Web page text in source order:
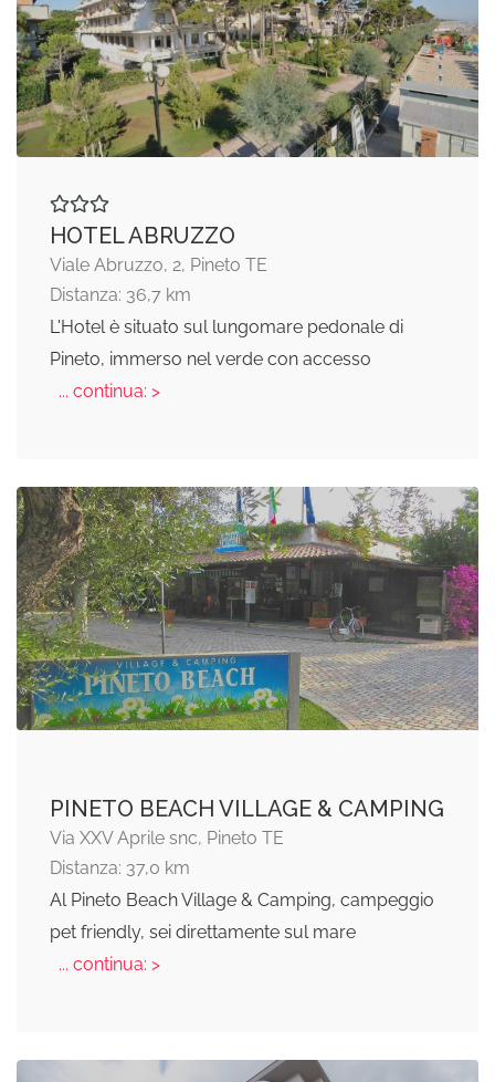
HOTEL ABRUZZO
Viale Abruzzo, 2, Pineto TE
Distanza: 36,7 km
L'Hotel è situato sul lungomare pedonale di
Pineto, immerso nel verde con accesso
... continua: >
PINETO BEACH VILLAGE & CAMPING
Via XXV Aprile snc, Pineto TE
Distanza: 37,0 km
Al Pineto Beach Village & Camping, campeggio
pet friendly, sei direttamente sul mare
... continua: >